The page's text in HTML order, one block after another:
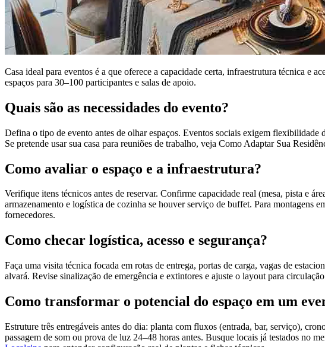
Casa ideal para eventos é a que oferece a capacidade certa, infraestrutura técnica e
espaços para 30–100 participantes e salas de apoio.
Quais são as necessidades do evento?
Defina o tipo de evento antes de olhar espaços. Eventos sociais exigem flexibilidade
Se pretende usar sua casa para reuniões de trabalho, veja Como Adaptar Sua
Como avaliar o espaço e a infraestrutura?
Verifique itens técnicos antes de reservar. Confirme capacidade real (mesa, pista e
armazenamento e logística de cozinha se houver serviço de buffet. Para montagens
fornecedores.
Como checar logística, acesso e segurança?
Faça uma visita técnica focada em rotas de entrega, portas de carga, vagas de
alvará. Revise sinalização de emergência e extintores e ajuste o layout para
Como transformar o potencial do espaço em um
Estruture três entregáveis antes do dia: planta com fluxos (entrada, bar, serviço),
passagem de som ou prova de luz 24–48 horas antes. Busque locais já testados no